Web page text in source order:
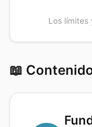
Los límites
📖